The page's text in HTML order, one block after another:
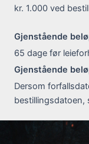
kr. 1.000 ved
Gjenstående
65 dage før
Gjenstående
Dersom
bestillingsdatoen,